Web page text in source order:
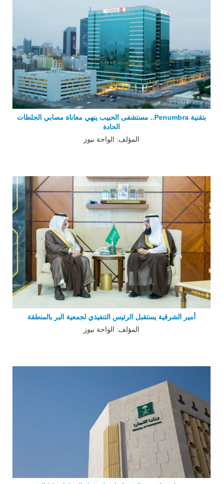
بتقنية Penumbra.. مستشفى الحبيب ينهي معاناة مصابي الجلطات
الحادة
المؤلف: الواحة نيوز
أمير الشرقية يستقبل الرئيس التنفيذي لجمعية البر بالمنطقة
المؤلف: الواحة نيوز